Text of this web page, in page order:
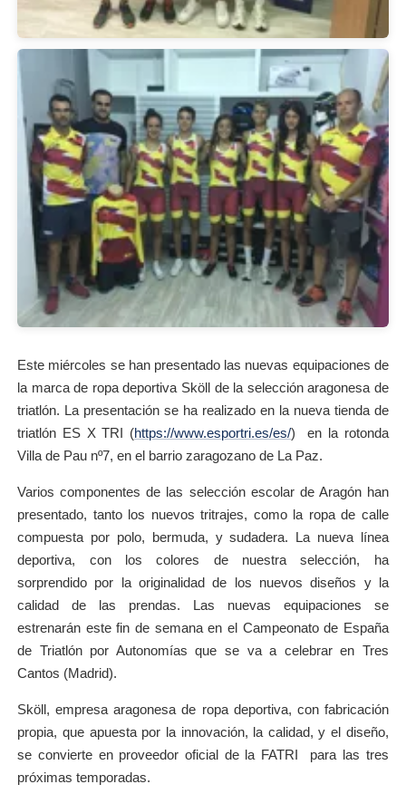
Este miércoles se han presentado las nuevas equipaciones de
la marca de ropa deportiva Sköll de la selección aragonesa de
triatlón. La presentación se ha realizado en la nueva tienda de
triatlón ES X TRI (https://www.esportri.es/es/) en la rotonda
Villa de Pau nº7, en el barrio zaragozano de La Paz.
Varios componentes de las selección escolar de Aragón han
presentado, tanto los nuevos tritrajes, como la ropa de calle
compuesta por polo, bermuda, y sudadera. La nueva línea
deportiva, con los colores de nuestra selección, ha
sorprendido por la originalidad de los nuevos diseños y la
calidad de las prendas. Las nuevas equipaciones se
estrenarán este fin de semana en el Campeonato de España
de Triatlón por Autonomías que se va a celebrar en Tres
Cantos (Madrid).
Sköll, empresa aragonesa de ropa deportiva, con fabricación
propia, que apuesta por la innovación, la calidad, y el diseño,
se convierte en proveedor oficial de la FATRI para las tres
próximas temporadas.